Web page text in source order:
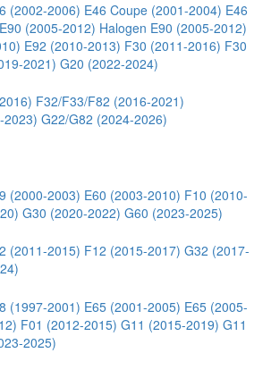
(2002-2006) E46 Coupe (2001-2004) E46
E90 (2005-2012) Halogen E90 (2005-2012)
E92 (2010-2013) F30 (2011-2016) F30
2021) G20 (2022-2024)
F32/F33/F82 (2016-2021)
2023) G22/G82 (2024-2026)
(2000-2003) E60 (2003-2010) F10 (2010-
G30 (2020-2022) G60 (2023-2025)
(2011-2015) F12 (2015-2017) G32 (2017-
(1997-2001) E65 (2001-2005) E65 (2005-
F01 (2012-2015) G11 (2015-2019) G11
2025)